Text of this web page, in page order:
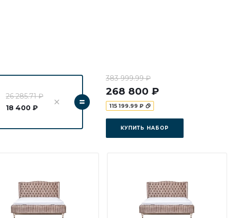
26 285.71 ₽
18 400 ₽
=
383 999.99 ₽
268 800 ₽
115 199.99 ₽
КУПИТЬ НАБОР